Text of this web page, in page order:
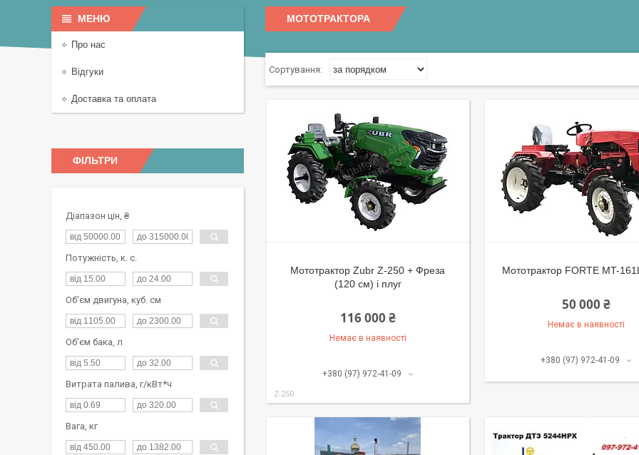
МОТОТРАКТОРА
Мототрактор Zubr Z-250 + Фреза
(120 см) і плуг
116 000 ₴
Немає в наявності
+380 (97) 972-41-09
Z-250
Мототрактор FORTE MT-
50 000 ₴
Немає в наявності
+380 (97) 972-41-09
Про нас
Відгуки
Доставка та оплата
ФІЛЬТРИ
Діапазон цін, ₴
Потужність, к. с.
Об'єм двигуна, куб. см
Об'єм бака, л
Витрата палива, г/кВт*ч
Вага, кг